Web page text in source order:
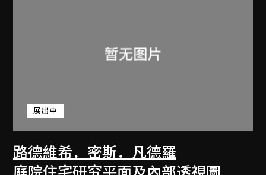
路德維希．密斯．凡德羅
展出中